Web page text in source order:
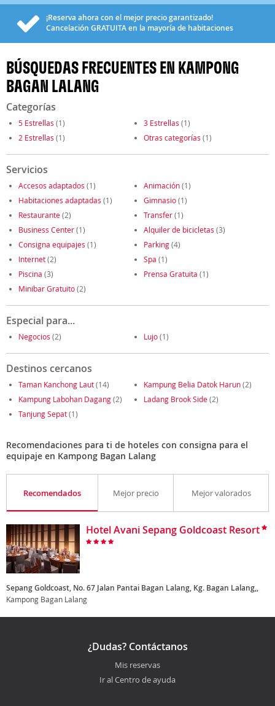
¡Reserva ahora con el mejor precio garantizado!
Cancelación GRATUITAen la mayoría de habitaciones
BÚSQUEDAS FRECUENTES EN KAMPONG
BAGAN LALANG
Categorías
5 Estrellas (1) 3 Estrellas (1)
2 Estrellas (1) Otras categorías (1)
Servicios
Accesos adaptados (1) Animación(1)
Habitaciones adaptadas (1) Gimnasio(1)
Restaurante(2) Transfer(1)
Business Center(1) Alquiler de bicicletas (3)
Consigna equipajes (1) Parking(4)
Internet(2) Spa (1)
Piscina (3) Prensa Gratuita (1)
Minibar Gratuito(2)
Especial para...
Negocios (2) Lujo(1)
Destinos cercanos
Taman Kanchong Laut(14) Kampung Belia Datok Harun(2)
Kampung Labohan Dagang(2) Ladang Brook Side(2)
Tanjung Sepat(1)
Recomendaciones para ti de hoteles con consigna para el
equipaje en Kampong Bagan Lalang
Recomendados Mejor precio Mejor valorados
Hotel Avani Sepang Goldcoast Resort
Sepang Goldcoast, No. 67 Jalan Pantai Bagan Lalang, Kg. Bagan Lalang,,
Kampong Bagan Lalang
¿Dudas? Contáctanos
Mis reservas
Ir al Centro de ayuda